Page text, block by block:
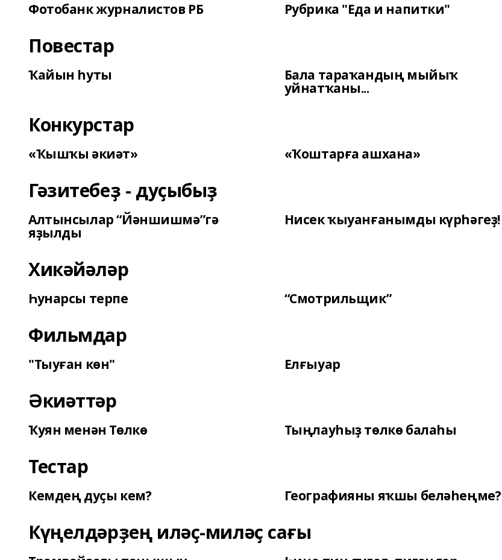
Фотобанк журналистов РБ Рубрика "Еда и напитки"
Повестар
Ҡайын һуты Бала тараҡандың мыйыҡ
уйнатҡаны...
Конкурстар
«Ҡышҡы әкиәт» «Ҡоштарға ашхана»
Гәзитебеҙ - дуҫыбыҙ
Алтынсылар “Йәншишмә”гә
яҙылды
Нисек ҡыуанғанымды күрһәгеҙ!
Хикәйәләр
Һунарсы терпе “Смотрильщик”
Фильмдар
"Тыуған көн" Елғыуар
Әкиәттәр
Ҡуян менән Төлкө Тыңлауһыҙ төлкө балаһы
Тестар
Кемдең дуҫы кем? Географияны яҡшы беләһеңме?
Күңелдәрҙең иләҫ-миләҫ сағы